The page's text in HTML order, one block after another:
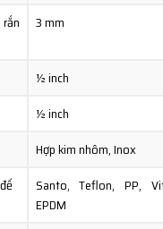
3 mm
½ inch
½ inch
Hợp kim nhôm, Inox
Santo, Teflon, PP,
EPDM